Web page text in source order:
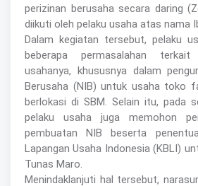
perizinan berusaha secara daring
diikuti oleh pelaku usaha atas nama
Dalam kegiatan tersebut, pelaku
beberapa permasalahan
usahanya, khususnya dalam
Berusaha (NIB) untuk usaha toko
berlokasi di SBM. Selain itu, pada
pelaku usaha juga memohon
pembuatan NIB beserta
Lapangan Usaha Indonesia (KBLI)
Tunas Maro.
Menindaklanjuti hal tersebut,